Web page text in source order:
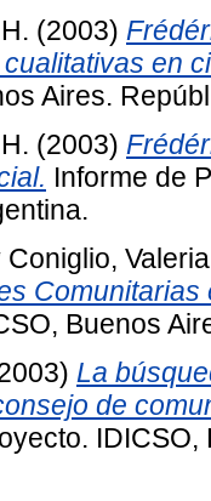
(2003)
en
Aires.
(2003)
Informe de
Coniglio, Valeria
Comunitarias
Buenos
La
de